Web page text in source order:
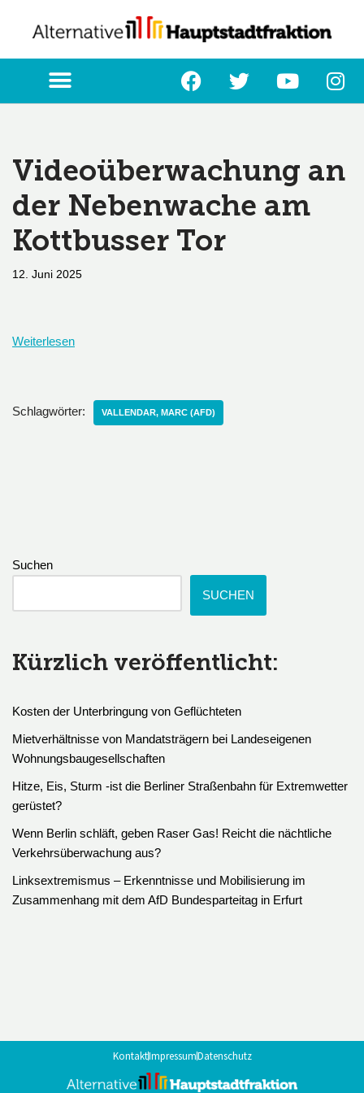
Zum
Inhalt
springen
Videoüberwachung an
der Nebenwache am
Kottbusser Tor
12. Juni 2025
Weiterlesen
Schlagwörter: VALLENDAR, MARC (AFD)
Suchen
SUCHEN
Kürzlich veröffentlicht:
Kosten der Unterbringung von Geflüchteten
Mietverhältnisse von Mandatsträgern bei Landeseigenen
Wohnungsbaugesellschaften
Hitze, Eis, Sturm -ist die Berliner Straßenbahn für Extremwetter
gerüstet?
Wenn Berlin schläft, geben Raser Gas! Reicht die nächtliche
Verkehrsüberwachung aus?
Linksextremismus – Erkenntnisse und Mobilisierung im
Zusammenhang mit dem AfD Bundesparteitag in Erfurt
KontaktImpressumDatenschutz